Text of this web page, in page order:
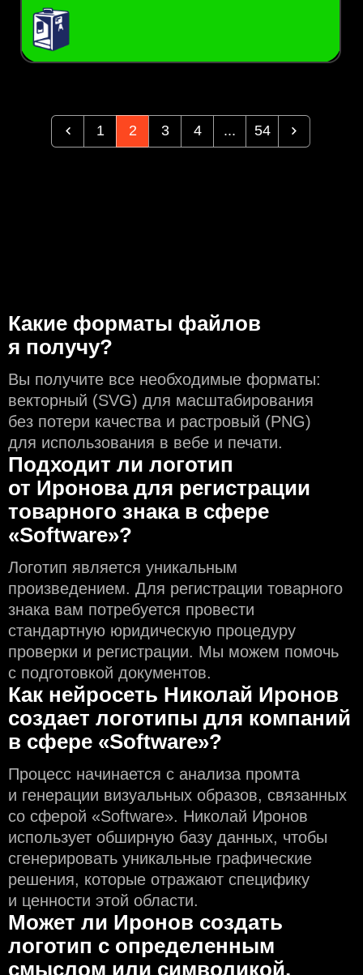
1 2 3 4 ... 54
Какие форматы файлов
я получу?
Вы получите все необходимые форматы:
векторный (SVG) для масштабирования
без потери качества и растровый (PNG)
для использования в вебе и печати.
Подходит ли логотип
от Иронова для регистрации
товарного знака в сфере
«Software»?
Логотип является уникальным
произведением. Для регистрации товарного
знака вам потребуется провести
стандартную юридическую процедуру
проверки и регистрации. Мы можем помочь
с подготовкой документов.
Как нейросеть Николай Иронов
создаeт логотипы для компаний
в сфере «Software»?
Процесс начинается с анализа промта
и генерации визуальных образов, связанных
со сферой «Software». Николай Иронов
использует обширную базу данных, чтобы
сгенерировать уникальные графические
решения, которые отражают специфику
и ценности этой области.
Может ли Иронов создать
логотип с определeнным
смыслом или символикой,